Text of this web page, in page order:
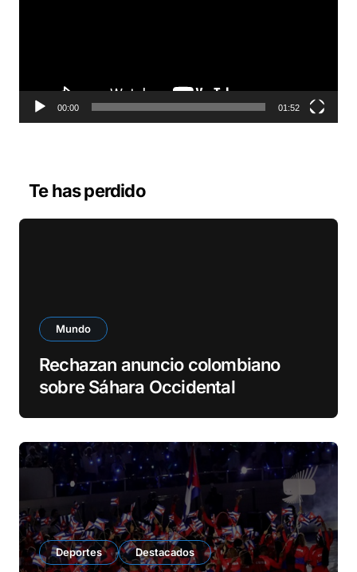
t
r
d
00:00 01:52
Te has perdido
Mundo
Rechazan anuncio colombiano
sobre Sáhara Occidental
Deportes Destacados